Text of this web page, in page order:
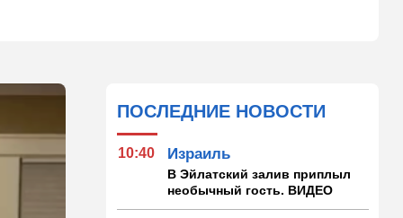
ПОСЛЕДНИЕ НОВОСТИ
10:40 Израиль
В Эйлатский залив приплыл
необычный гость. ВИДЕО